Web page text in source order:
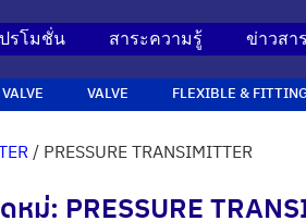
รโมชั่น สาระความรู้ ข่าวสา
VALVE FLEXIBLE &
/ PRESSURE TRANSIMITTER
หมู่: PRESSURE